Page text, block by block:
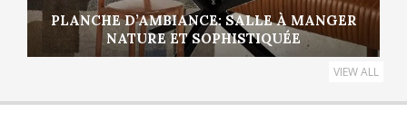
PLANCHE D’AMBIANCE: SALLE À MANGER
NATURE ET SOPHISTIQUÉE
VIEW ALL